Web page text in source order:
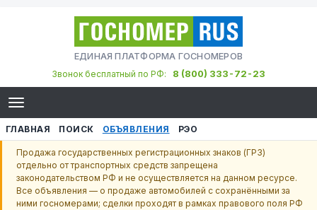
ЕДИНАЯ ПЛАТФОРМА ГОСНОМЕРОВ
Звонок бесплатный по РФ:
8 (800) 333-72-23
ГЛАВНАЯ ПОИСК ОБЪЯВЛЕНИЯ РЭО
Продажа государственных регистрационных знаков (ГРЗ)
отдельно от транспортных средств запрещена
законодательством РФ и не осуществляется на данном ресурсе.
Все объявления — о продаже автомобилей с сохранёнными за
ними госномерами; сделки проходят в рамках правового поля РФ